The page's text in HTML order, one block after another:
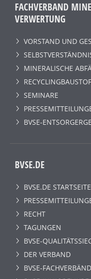
FACHVERBAND
VERWERTUNG
VORSTAND UND
MINERALISCHE
SEMINARE
BVSE-
BVSE.DE
BVSE.DE STARTSEITE
RECHT
TAGUNGEN
BVSE-
DER VERBAND
BVSE-